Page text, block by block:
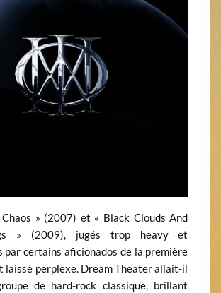
» (2007) et « Black Clouds And
» (2009), jugés trop heavy et
par certains aficionados de la première
laissé perplexe. Dream Theater allait-il
de hard-rock classique, brillant